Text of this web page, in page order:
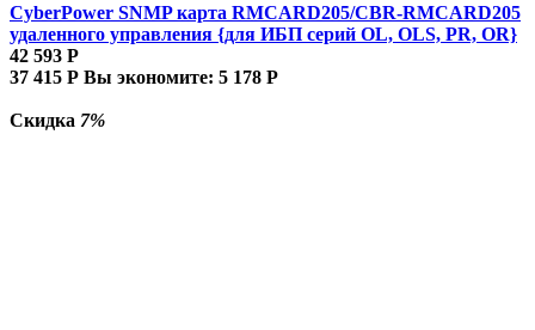
CyberPower SNMP карта RMCARD205/CBR-RMCARD205
удаленного управления {для ИБП серий OL, OLS, PR, OR}
42 593 Р
37 415 Р Вы экономите: 5 178 Р
Скидка 7%